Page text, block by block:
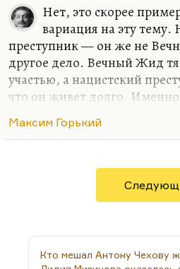
Нет, это скорее
вариация на эту тему.
преступник — он же не
другое дело. Вечный Жид
участью, а нацистский
что он живет долго.
знаю, хватило храбрости
очень любят мучиться
Ларра — он же
одиночеством. Он
эти ребята — они же как
Максим Горький
Кто мешал Антону Чехову